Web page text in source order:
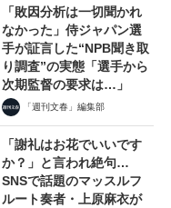
「敗因分析は一切聞かれ
なかった」侍ジャパン選
手が証言した“NPB聞き取
り調査”の実態「選手から
次期監督の要求は…」
「週刊文春」編集部
「謝礼はお花でいいです
か？」と言われ絶句…
SNSで話題のマッスルフ
ルート奏者・上原麻衣が